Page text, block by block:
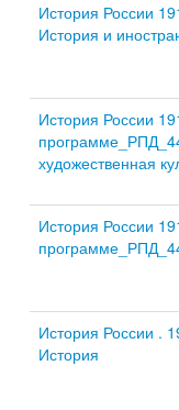
История России
История и
История России
художественная
История России
История России .
История